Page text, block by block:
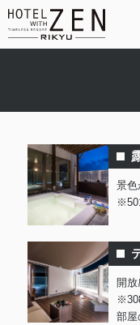
フードメニュー
ご要望＆解決
フォー
景色
開放
部屋